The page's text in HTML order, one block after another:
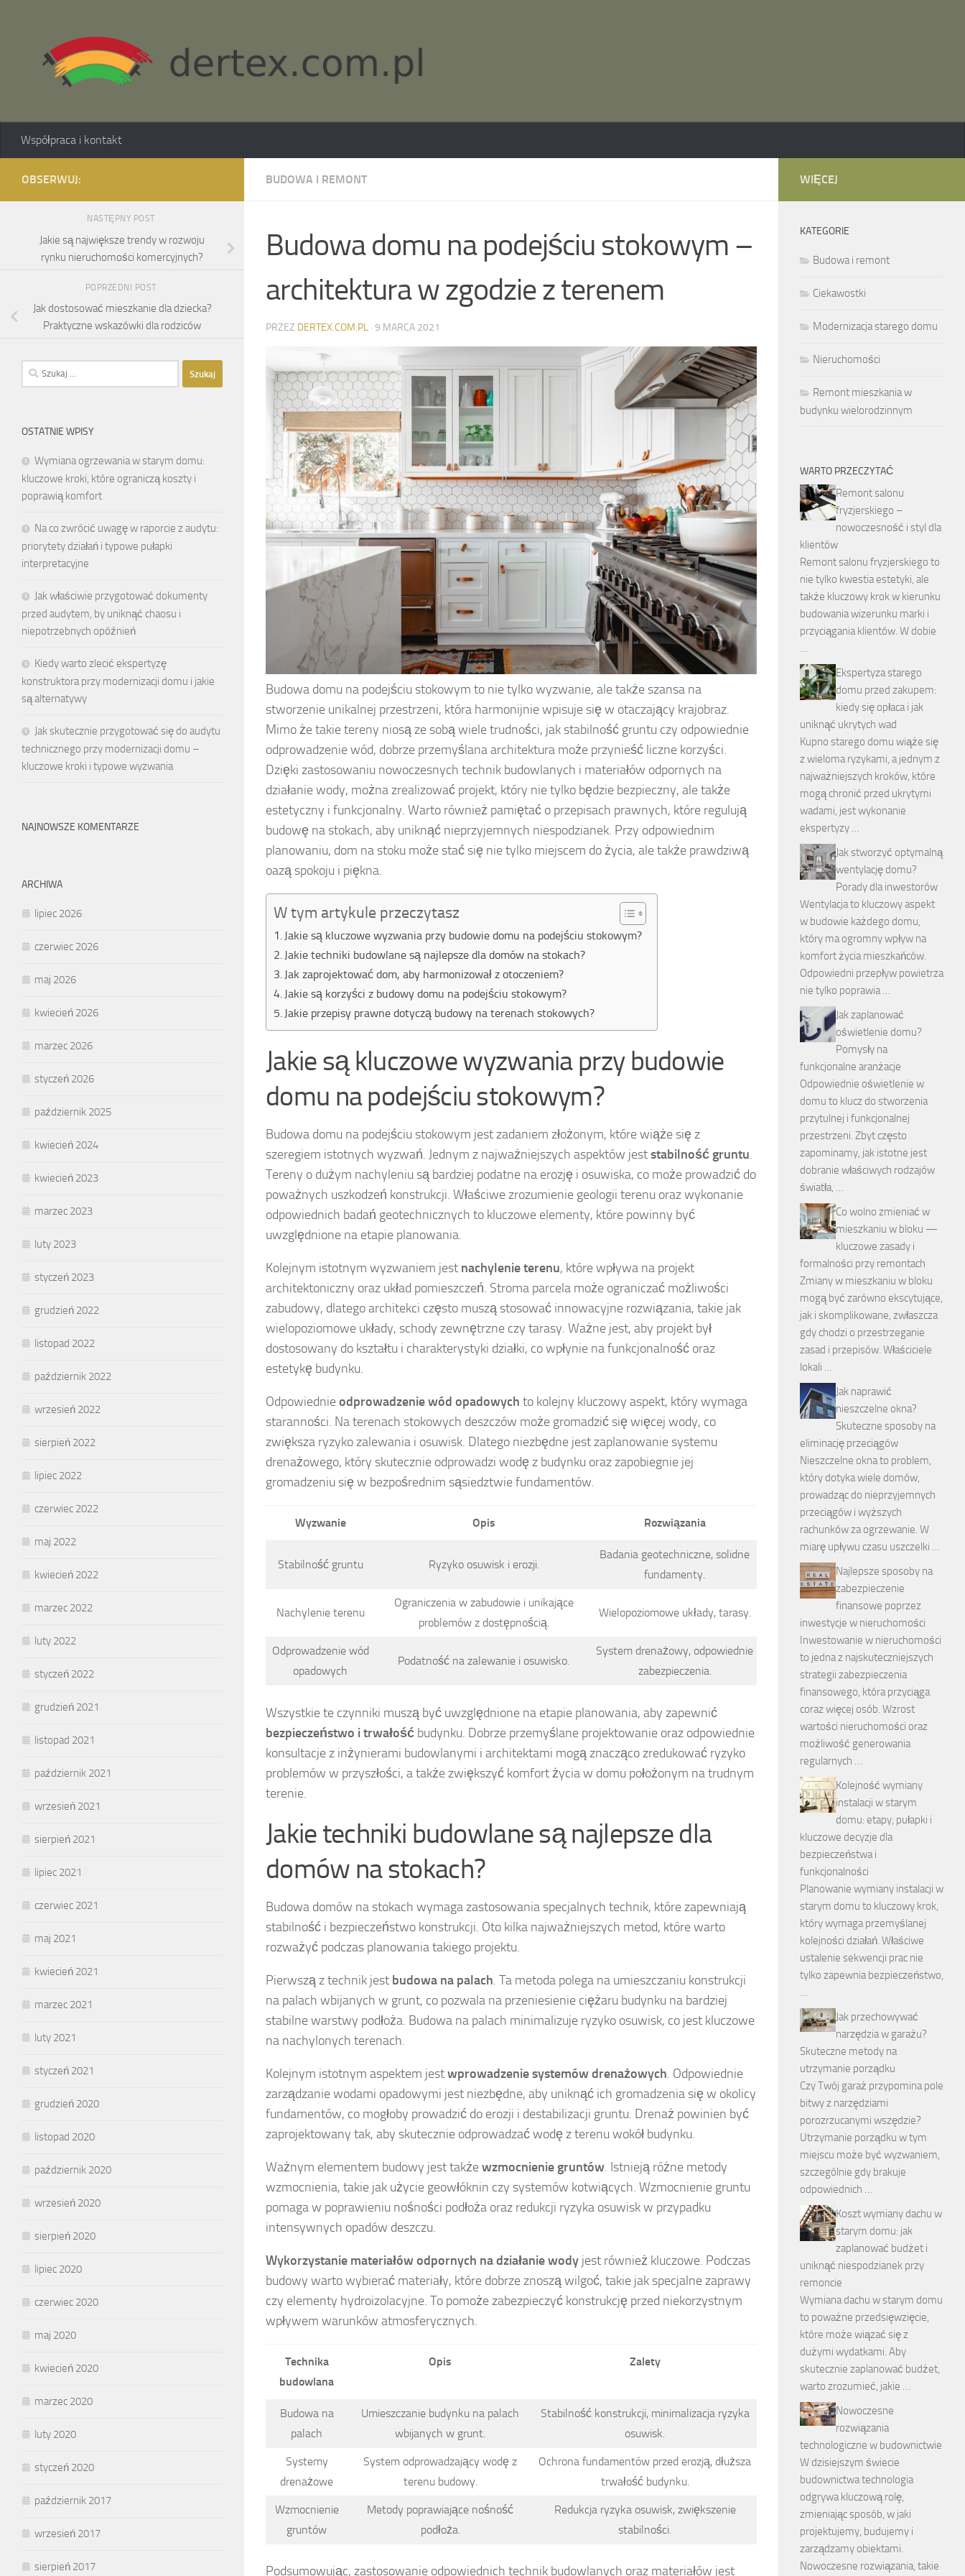
Współpraca i kontakt
BUDOWA I REMONT
Budowa domu na podejściu stokowym –
architektura w zgodzie z terenem
PRZEZ DERTEX.COM.PL · 9 MARCA 2021
Budowa domu na podejściu stokowym to nie tylko wyzwanie, ale także szansa na
stworzenie unikalnej przestrzeni, która harmonijnie wpisuje się w otaczający krajobraz.
Mimo że takie tereny niosą ze sobą wiele trudności, jak stabilność gruntu czy odpowiednie
odprowadzenie wód, dobrze przemyślana architektura może przynieść liczne korzyści.
Dzięki zastosowaniu nowoczesnych technik budowlanych i materiałów odpornych na
działanie wody, można zrealizować projekt, który nie tylko będzie bezpieczny, ale także
estetyczny i funkcjonalny. Warto również pamiętać o przepisach prawnych, które regulują
budowę na stokach, aby uniknąć nieprzyjemnych niespodzianek. Przy odpowiednim
planowaniu, dom na stoku może stać się nie tylko miejscem do życia, ale także prawdziwą
oazą spokoju i piękna.
W tym artykule przeczytasz
Jakie są kluczowe wyzwania przy budowie domu na podejściu stokowym?
Jakie techniki budowlane są najlepsze dla domów na stokach?
Jak zaprojektować dom, aby harmonizował z otoczeniem?
Jakie są korzyści z budowy domu na podejściu stokowym?
Jakie przepisy prawne dotyczą budowy na terenach stokowych?
Jakie są kluczowe wyzwania przy budowie
domu na podejściu stokowym?
Budowa domu na podejściu stokowym jest zadaniem złożonym, które wiąże się z
szeregiem istotnych wyzwań. Jednym z najważniejszych aspektów jeststabilność gruntu.
Tereny o dużym nachyleniu są bardziej podatne na erozję i osuwiska, co może prowadzić do
poważnych uszkodzeń konstrukcji. Właściwe zrozumienie geologii terenu oraz wykonanie
odpowiednich badań geotechnicznych to kluczowe elementy, które powinny być
uwzględnione na etapie planowania.
Kolejnym istotnym wyzwaniem jest nachylenie terenu, które wpływa na projekt
architektoniczny oraz układ pomieszczeń. Stroma parcela może ograniczać możliwości
zabudowy, dlatego architekci często muszą stosować innowacyjne rozwiązania, takie jak
wielopoziomowe układy, schody zewnętrzne czy tarasy. Ważne jest, aby projekt był
dostosowany do kształtu i charakterystyki działki, co wpłynie na funkcjonalność oraz
estetykę budynku.
Odpowiednieodprowadzenie wód opadowych to kolejny kluczowy aspekt, który wymaga
staranności. Na terenach stokowych deszczów może gromadzić się więcej wody, co
zwiększa ryzyko zalewania i osuwisk. Dlatego niezbędne jest zaplanowanie systemu
drenażowego, który skutecznie odprowadzi wodę z budynku oraz zapobiegnie jej
gromadzeniu się w bezpośrednim sąsiedztwie fundamentów.
Wyzwanie Opis Rozwiązania
Stabilność gruntu Ryzyko osuwisk i erozji.
Badania geotechniczne, solidne
fundamenty.
Nachylenie terenu
Ograniczenia w zabudowie i unikające
problemów z dostępnością.
Wielopoziomowe układy, tarasy.
Odprowadzenie wód
opadowych
Podatność na zalewanie i osuwisko.
System drenażowy, odpowiednie
zabezpieczenia.
Wszystkie te czynniki muszą być uwzględnione na etapie planowania, aby zapewnić
bezpieczeństwo i trwałość budynku. Dobrze przemyślane projektowanie oraz odpowiednie
konsultacje z inżynierami budowlanymi i architektami mogą znacząco zredukować ryzyko
problemów w przyszłości, a także zwiększyć komfort życia w domu położonym na trudnym
terenie.
Jakie techniki budowlane są najlepsze dla
domów na stokach?
Budowa domów na stokach wymaga zastosowania specjalnych technik, które zapewniają
stabilność i bezpieczeństwo konstrukcji. Oto kilka najważniejszych metod, które warto
rozważyć podczas planowania takiego projektu.
Pierwszą z technik jest budowa na palach. Ta metoda polega na umieszczaniu konstrukcji
na palach wbijanych w grunt, co pozwala na przeniesienie ciężaru budynku na bardziej
stabilne warstwy podłoża. Budowa na palach minimalizuje ryzyko osuwisk, co jest kluczowe
na nachylonych terenach.
Kolejnym istotnym aspektem jestwprowadzenie systemów drenażowych. Odpowiednie
zarządzanie wodami opadowymi jest niezbędne, aby uniknąć ich gromadzenia się w okolicy
fundamentów, co mogłoby prowadzić do erozji i destabilizacji gruntu. Drenaż powinien być
zaprojektowany tak, aby skutecznie odprowadzać wodę z terenu wokół budynku.
Ważnym elementem budowy jest takżewzmocnienie gruntów. Istnieją różne metody
wzmocnienia, takie jak użycie geowłóknin czy systemów kotwiących. Wzmocnienie gruntu
pomaga w poprawieniu nośności podłoża oraz redukcji ryzyka osuwisk w przypadku
intensywnych opadów deszczu.
Wykorzystanie materiałów odpornych na działanie wody jest również kluczowe. Podczas
budowy warto wybierać materiały, które dobrze znoszą wilgoć, takie jak specjalne zaprawy
czy elementy hydroizolacyjne. To pomoże zabezpieczyć konstrukcję przed niekorzystnym
wpływem warunków atmosferycznych.
Technika
budowlana
Opis Zalety
Budowa na
palach
Umieszczanie budynku na palach
wbijanych w grunt.
Stabilność konstrukcji, minimalizacja ryzyka
osuwisk.
Systemy
drenażowe
System odprowadzający wodę z
terenu budowy.
Ochrona fundamentów przed erozją, dłuższa
trwałość budynku.
Wzmocnienie
gruntów
Metody poprawiające nośność
podłoża.
Redukcja ryzyka osuwisk, zwiększenie
stabilności.
Podsumowując, zastosowanie odpowiednich technik budowlanych oraz materiałów jest
OBSERWUJ:
NASTĘPNY POST
Jakie są największe trendy w rozwoju
rynku nieruchomości komercyjnych?
POPRZEDNI POST
Jak dostosować mieszkanie dla dziecka?
Praktyczne wskazówki dla rodziców
Szukaj:
OSTATNIE WPISY
Wymiana ogrzewania w starym domu:
kluczowe kroki, które ograniczą koszty i
poprawią komfort
Na co zwrócić uwagę w raporcie z audytu:
priorytety działań i typowe pułapki
interpretacyjne
Jak właściwie przygotować dokumenty
przed audytem, by uniknąć chaosu i
niepotrzebnych opóźnień
Kiedy warto zlecić ekspertyzę
konstruktora przy modernizacji domu i jakie
są alternatywy
Jak skutecznie przygotować się do audytu
technicznego przy modernizacji domu –
kluczowe kroki i typowe wyzwania
NAJNOWSZE KOMENTARZE
ARCHIWA
lipiec 2026
czerwiec 2026
maj 2026
kwiecień 2026
marzec 2026
styczeń 2026
październik 2025
kwiecień 2024
kwiecień 2023
marzec 2023
luty 2023
styczeń 2023
grudzień 2022
listopad 2022
październik 2022
wrzesień 2022
sierpień 2022
lipiec 2022
czerwiec 2022
maj 2022
kwiecień 2022
marzec 2022
luty 2022
styczeń 2022
grudzień 2021
listopad 2021
październik 2021
wrzesień 2021
sierpień 2021
lipiec 2021
czerwiec 2021
maj 2021
kwiecień 2021
marzec 2021
luty 2021
styczeń 2021
grudzień 2020
listopad 2020
październik 2020
wrzesień 2020
sierpień 2020
lipiec 2020
czerwiec 2020
maj 2020
kwiecień 2020
marzec 2020
luty 2020
styczeń 2020
październik 2017
wrzesień 2017
sierpień 2017
WIĘCEJ
KATEGORIE
Budowa i remont
Ciekawostki
Modernizacja starego domu
Nieruchomości
Remont mieszkania w
budynku wielorodzinnym
WARTO PRZECZYTAĆ
Remont salonu
fryzjerskiego –
nowoczesność i styl dla
klientów
Remont salonu fryzjerskiego to
nie tylko kwestia estetyki, ale
także kluczowy krok w kierunku
budowania wizerunku marki i
przyciągania klientów. W dobie
…
Ekspertyza starego
domu przed zakupem:
kiedy się opłaca i jak
uniknąć ukrytych wad
Kupno starego domu wiąże się
z wieloma ryzykami, a jednym z
najważniejszych kroków, które
mogą chronić przed ukrytymi
wadami, jest wykonanie
ekspertyzy …
Jak stworzyć optymalną
wentylację domu?
Porady dla inwestorów
Wentylacja to kluczowy aspekt
w budowie każdego domu,
który ma ogromny wpływ na
komfort życia mieszkańców.
Odpowiedni przepływ powietrza
nie tylko poprawia …
Jak zaplanować
oświetlenie domu?
Pomysły na
funkcjonalne aranżacje
Odpowiednie oświetlenie w
domu to klucz do stworzenia
przytulnej i funkcjonalnej
przestrzeni. Zbyt często
zapominamy, jak istotne jest
dobranie właściwych rodzajów
światła, …
Co wolno zmieniać w
mieszkaniu w bloku —
kluczowe zasady i
formalności przy remontach
Zmiany w mieszkaniu w bloku
mogą być zarówno ekscytujące,
jak i skomplikowane, zwłaszcza
gdy chodzi o przestrzeganie
zasad i przepisów. Właściciele
lokali …
Jak naprawić
nieszczelne okna?
Skuteczne sposoby na
eliminację przeciągów
Nieszczelne okna to problem,
który dotyka wiele domów,
prowadząc do nieprzyjemnych
przeciągów i wyższych
rachunków za ogrzewanie. W
miarę upływu czasu uszczelki …
Najlepsze sposoby na
zabezpieczenie
finansowe poprzez
inwestycje w nieruchomości
Inwestowanie w nieruchomości
to jedna z najskuteczniejszych
strategii zabezpieczenia
finansowego, która przyciąga
coraz więcej osób. Wzrost
wartości nieruchomości oraz
możliwość generowania
regularnych …
Kolejność wymiany
instalacji w starym
domu: etapy, pułapki i
kluczowe decyzje dla
bezpieczeństwa i
funkcjonalności
Planowanie wymiany instalacji w
starym domu to kluczowy krok,
który wymaga przemyślanej
kolejności działań. Właściwe
ustalenie sekwencji prac nie
tylko zapewnia bezpieczeństwo,
…
Jak przechowywać
narzędzia w garażu?
Skuteczne metody na
utrzymanie porządku
Czy Twój garaż przypomina pole
bitwy z narzędziami
porozrzucanymi wszędzie?
Utrzymanie porządku w tym
miejscu może być wyzwaniem,
szczególnie gdy brakuje
odpowiednich …
Koszt wymiany dachu w
starym domu: jak
zaplanować budżet i
uniknąć niespodzianek przy
remoncie
Wymiana dachu w starym domu
to poważne przedsięwzięcie,
które może wiązać się z
dużymi wydatkami. Aby
skutecznie zaplanować budżet,
warto zrozumieć, jakie …
Nowoczesne
rozwiązania
technologiczne w budownictwie
W dzisiejszym świecie
budownictwa technologia
odgrywa kluczową rolę,
zmieniając sposób, w jaki
projektujemy, budujemy i
zarządzamy obiektami.
Nowoczesne rozwiązania, takie